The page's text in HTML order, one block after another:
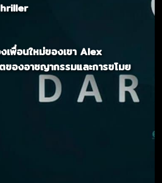
เพื่อนใหม่ของเขา Alex
องอาชญากรรมและการขโมย